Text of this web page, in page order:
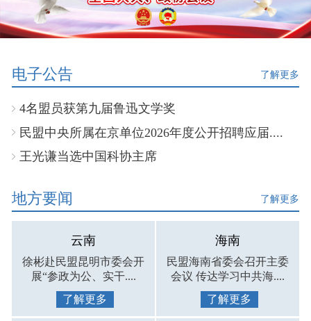
电子公告 了解更多
4名盟员获第九届鲁迅文学奖
民盟中央所属在京单位2026年度公开招聘应届....
王光谦当选中国科协主席
地方要闻 了解更多
云南
徐彬赴民盟昆明市委会开
展“参政为公、实干....
了解更多
海南
民盟海南省委会召开主委
会议 传达学习中共海....
了解更多